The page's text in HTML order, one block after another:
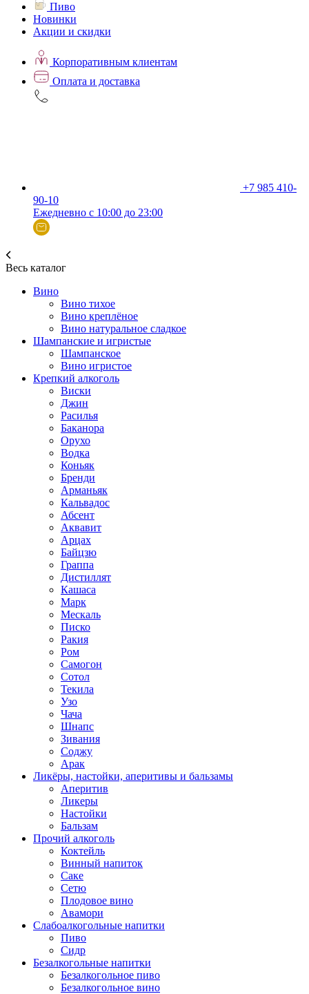
Пиво
Новинки
Акции и скидки
Корпоративным клиентам
Оплата и доставка
+7 985 410-
90-10
Ежедневно с 10:00 до 23:00
Весь каталог
Вино
Вино тихое
Вино креплёное
Вино натуральное сладкое
Шампанские и игристые
Шампанское
Вино игристое
Крепкий алкоголь
Виски
Джин
Расилья
Баканора
Орухо
Водка
Коньяк
Бренди
Арманьяк
Кальвадос
Абсент
Аквавит
Арцах
Байцзю
Граппа
Дистиллят
Кашаса
Марк
Мескаль
Писко
Ракия
Ром
Самогон
Сотол
Текила
Узо
Чача
Шнапс
Зивания
Соджу
Арак
Ликёры, настойки, аперитивы и бальзамы
Аперитив
Ликеры
Настойки
Бальзам
Прочий алкоголь
Коктейль
Винный напиток
Саке
Сетю
Плодовое вино
Авамори
Слабоалкогольные напитки
Пиво
Сидр
Безалкогольные напитки
Безалкогольное пиво
Безалкогольное вино